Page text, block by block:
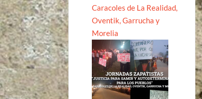
Caracoles de La Realidad,
Oventik, Garrucha y
Morelia